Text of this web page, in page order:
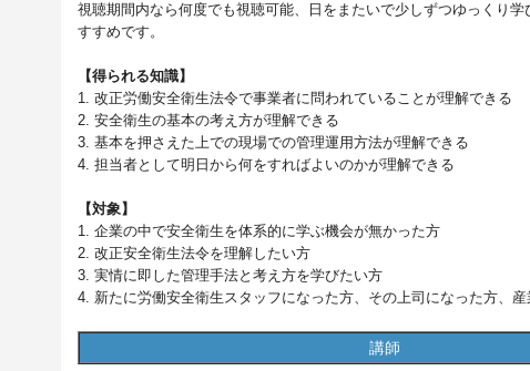
視聴期間内なら何度でも視聴可能、日をまたいで少しずつゆっくり学
すすめです。
【得られる知識】
1. 改正労働安全衛生法令で事業者に問われていることが理解できる
2. 安全衛生の基本の考え方が理解できる
3. 基本を押さえた上での現場での管理運用方法が理解できる
4. 担当者として明日から何をすればよいのかが理解できる
【対象】
1. 企業の中で安全衛生を体系的に学ぶ機会が無かった方
2. 改正安全衛生法令を理解したい方
3. 実情に即した管理手法と考え方を学びたい方
4. 新たに労働安全衛生スタッフになった方、その上司になった方、産
講師